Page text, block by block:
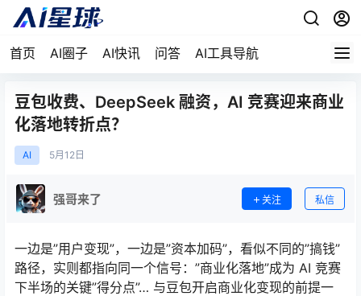
首页 AI圈子 AI快讯 问答 AI工具导航
豆包收费、DeepSeek 融资，AI 竞赛迎来商业
化落地转折点？
AI 5月 12日
强哥来了 关注 私信
一边是”用户变现”，一边是”资本加码”，看似不同的”搞钱”
路径，实则都指向同一个信号：”商业化落地”成为 AI 竞赛
下半场的关键”得分点”… 与豆包开启商业化变现的前提一